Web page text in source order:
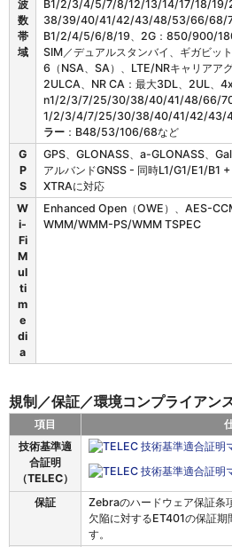
の
無
波
数
帯
域
B1/2/3/4/5/7/8/12/13/14/17/18/
38/39/40/41/42/43/48/53/66/68/
B1/2/4/5/6/8/19、2G：850/900/
SIM／デュアルスタンバイ、ギガビッ
6（NSA、SA）、LTE/NRキャリアア
2ULCA、NR CA：最大3DL、2UL、
n1/2/3/7/25/30/38/40/41/48/66/70/
1/2/3/4/7/25/30/38/40/41/42/43/
ラー ：B48/53/106/68など
G
P
S
GPS、GLONASS、a-GLONASS、
アルバンドGNSS - 同時L1/G1/E1/B1
XTRAに対応
W
i-
Fi
M
ul
ti
m
e
di
a
Enhanced Open（OWE）、AES-
WMM/WMM-PS/WMM TSPEC
規制／保証／環境コンプライアン
0
項目
技術基準適
合証明
（TELEC）
保証
Zebraのハードウェア保証条
欠陥に対するET401の保証期
す。